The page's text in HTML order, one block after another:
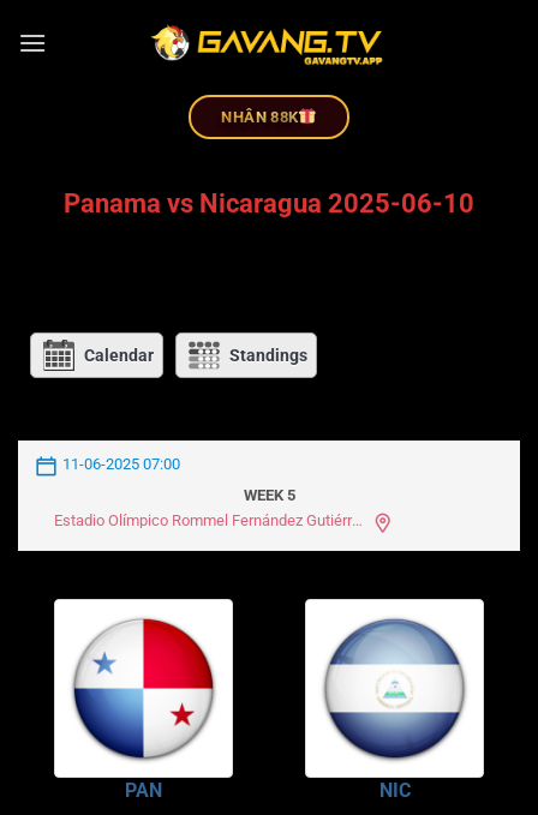
NHÂN 88K
Panama vs Nicaragua 2025-06-10
Calendar Standings
11-06-2025 07:00
WEEK 5
Estadio Olímpico Rommel Fernández Gutiérrez
PAN NIC